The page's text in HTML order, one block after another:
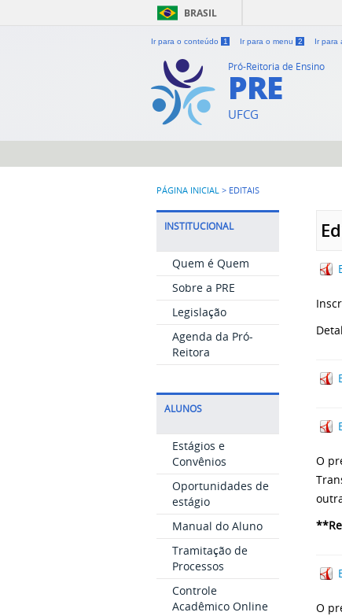
BRASIL
Ir para o conteúdo 1 Ir para o menu 2 Ir para
Pró-Reitoria de Ensino
PRE
UFCG
PÁGINA INICIAL > EDITAIS
INSTITUCIONAL
Quem é Quem
Sobre a PRE
Legislação
Agenda da Pró-
Reitora
ALUNOS
Estágios e
Convênios
Oportunidades de
estágio
Manual do Aluno
Tramitação de
Processos
Controle
Acadêmico Online
O
O